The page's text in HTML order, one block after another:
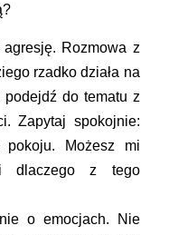
Rozmowa z
rzadko działa na
podejdź do tematu z
Zapytaj spokojnie:
pokoju. Możesz mi
z tego
o emocjach. Nie